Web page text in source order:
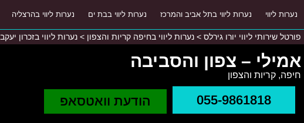
אמילי – צפון והסביבה
חיפה, קריות והצפון
055-9861818 הודעת וואטסאפ
נערות ליווי נערות ליווי בתל אביב והמרכז נערות ליווי בבת ים נערות ליווי בהרצליה
פורטל שירותי ליווי יורו גירלס > נערות ליווי בחיפה קריות והצפון > נערות ליווי בזכרון יעקב